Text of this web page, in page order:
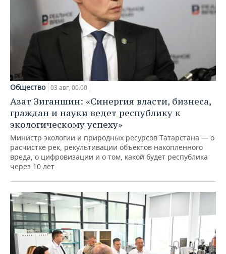
Общество 03 авг, 00:00
Азат Зиганшин: «Синергия власти, бизнеса,
граждан и науки ведет республику к
экологическому успеху»
Министр экологии и природных ресурсов Татарстана — о
расчистке рек, рекультивации объектов накопленного
вреда, о цифровизации и о том, какой будет республика
через 10 лет